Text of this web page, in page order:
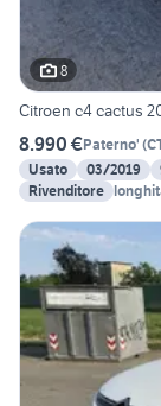
8
Citroen c4 cactus
8.990 €Paterno' (
Usato
03/2019
Rivenditore